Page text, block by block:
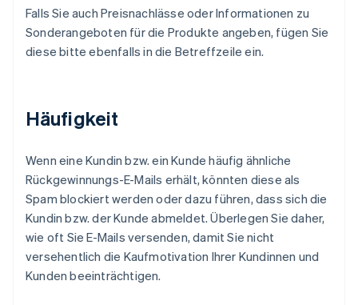
Falls Sie auch Preisnachlässe oder Informationen zu
Sonderangeboten für die Produkte angeben, fügen Sie
diese bitte ebenfalls in die Betreffzeile ein.
Häufigkeit
Wenn eine Kundin bzw. ein Kunde häufig ähnliche
Rückgewinnungs-E-Mails erhält, könnten diese als
Spam blockiert werden oder dazu führen, dass sich die
Kundin bzw. der Kunde abmeldet. Überlegen Sie daher,
wie oft Sie E-Mails versenden, damit Sie nicht
versehentlich die Kaufmotivation Ihrer Kundinnen und
Kunden beeinträchtigen.